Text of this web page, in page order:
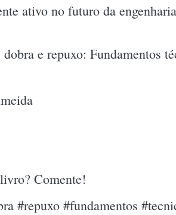
ativo no futuro da
e repuxo: Fundamentos
Comente!
#repuxo #fundamentos